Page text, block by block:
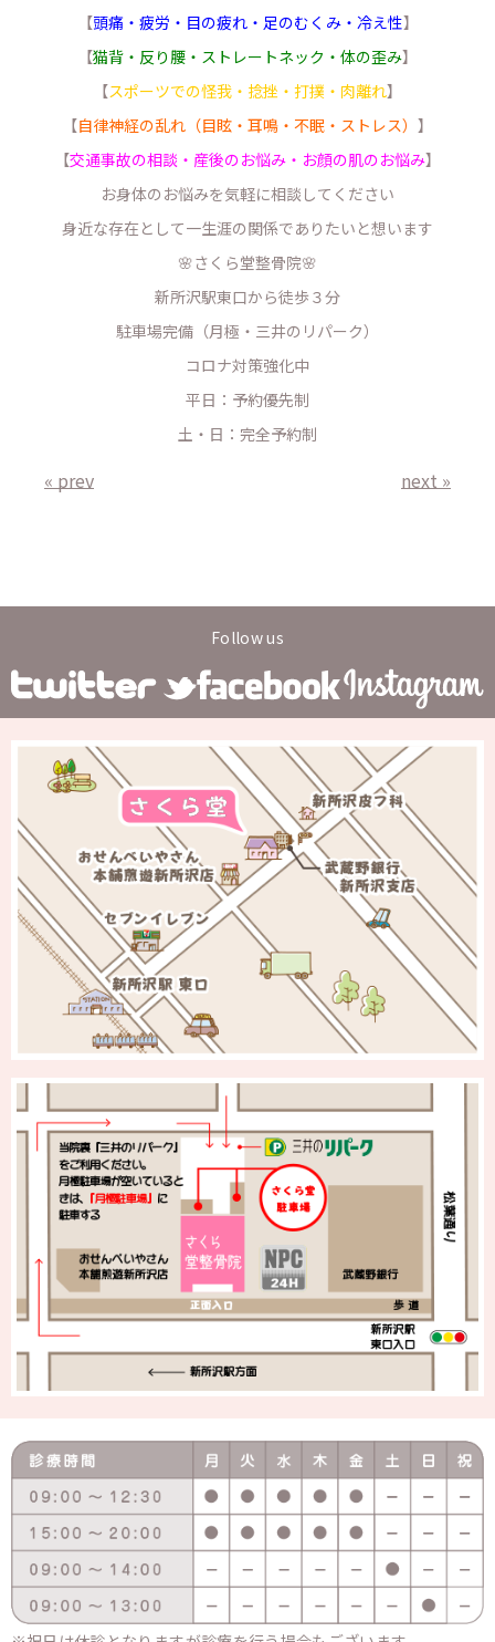
【頭痛・疲労・目の疲れ・足のむくみ・冷え性】
【猫背・反り腰・ストレートネック・体の歪み】
【スポーツでの怪我・捻挫・打撲・肉離れ】
【自律神経の乱れ（目眩・耳鳴・不眠・ストレス） 】
【交通事故の相談・産後のお悩み・お顔の肌のお悩み】
お身体のお悩みを気軽に相談してください
身近な存在として一生涯の関係でありたいと想います
🌸さくら堂整骨院🌸
新所沢駅東口から徒歩３分
駐車場完備（月極・三井のリパーク）
コロナ対策強化中
平日：予約優先制
土・日：完全予約制
« prev next »
Follow us